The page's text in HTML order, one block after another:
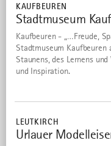
KAUFBEUREN
14
Stadtmuseum
Kaufbeuren - „…Freude,
Stadtmuseum Kaufbeuren
Staunens, des Lernens
und Inspiration.
LEUTKIRCH
15
Urlauer